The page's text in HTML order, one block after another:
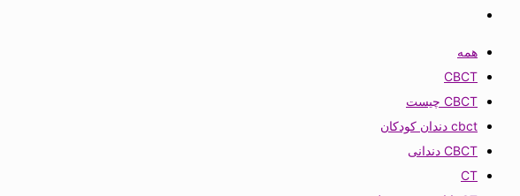
همه
CBCT
CBCT چیست
cbct دندان کودکان
CBCT دندانی
CT